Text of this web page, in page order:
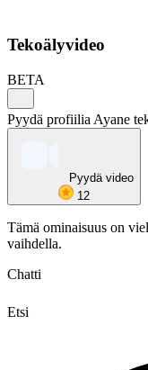
Tekoälyvideo
BETA
Pyydä profiilia Ayane
Pyydä video
12
Tämä ominaisuus on
vaihdella.
Chatti
Etsi